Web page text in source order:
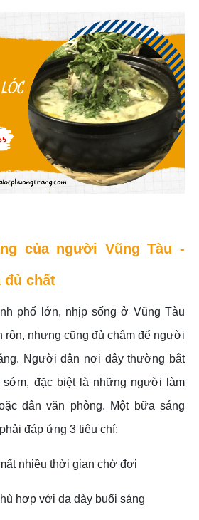
của người Vũng Tàu -
đủ chất
phố lớn, nhịp sống ở Vũng Tàu
rộn, nhưng cũng đủ chậm để người
Người dân nơi đây thường bắt
đặc biệt là những người làm
dân văn phòng. Một bữa sáng
đáp ứng 3 tiêu chí:
nhiều thời gian chờ đợi
hợp với dạ dày buổi sáng